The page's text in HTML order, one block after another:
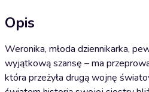
Opis
Weronika, młoda dziennikarka,
wyjątkową szansę – ma
która przeżyła drugą wojnę